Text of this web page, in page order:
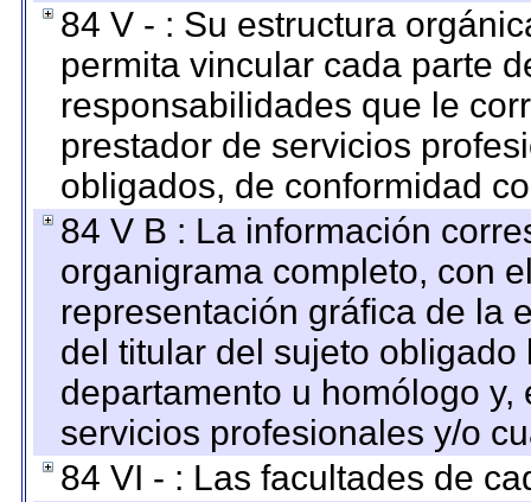
84 V - : Su estructura
permita vincular cada parte
responsabilidades que le
prestador de servicios
obligados, de conformidad
84 V B : La información
organigrama completo, con
representación gráfica de la
del titular del sujeto
departamento u homólogo
servicios profesionales y/o
84 VI - : Las facultades de